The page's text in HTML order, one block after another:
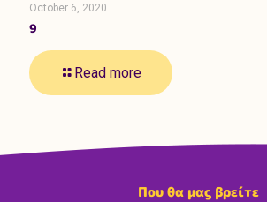
October 6, 2020
9
Read more
Που θα μας βρείτε